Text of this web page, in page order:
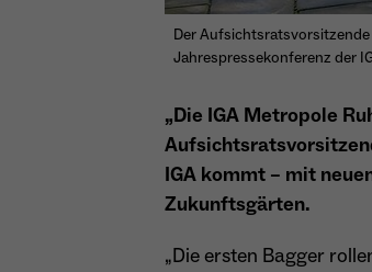
Der
Jahrespressekonferenz der
„Die IGA Metropole
IGA kommt – mit
Zukunftsgärten.
„Die ersten Bagger